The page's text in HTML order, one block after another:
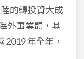
的轉投資大成
外事業體，其
2019 年全年，